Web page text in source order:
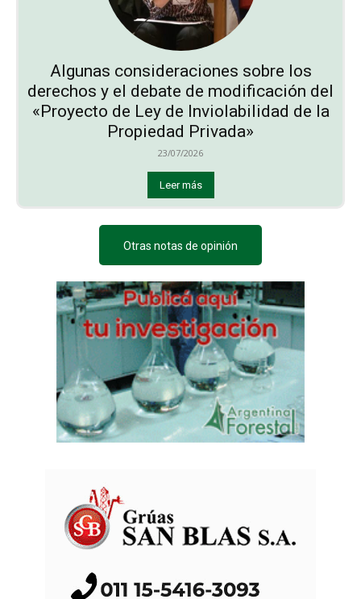
Algunas consideraciones sobre los
derechos y el debate de modificación del
«Proyecto de Ley de Inviolabilidad de la
Propiedad Privada»
23/07/2026
Leer más
Otras notas de opinión